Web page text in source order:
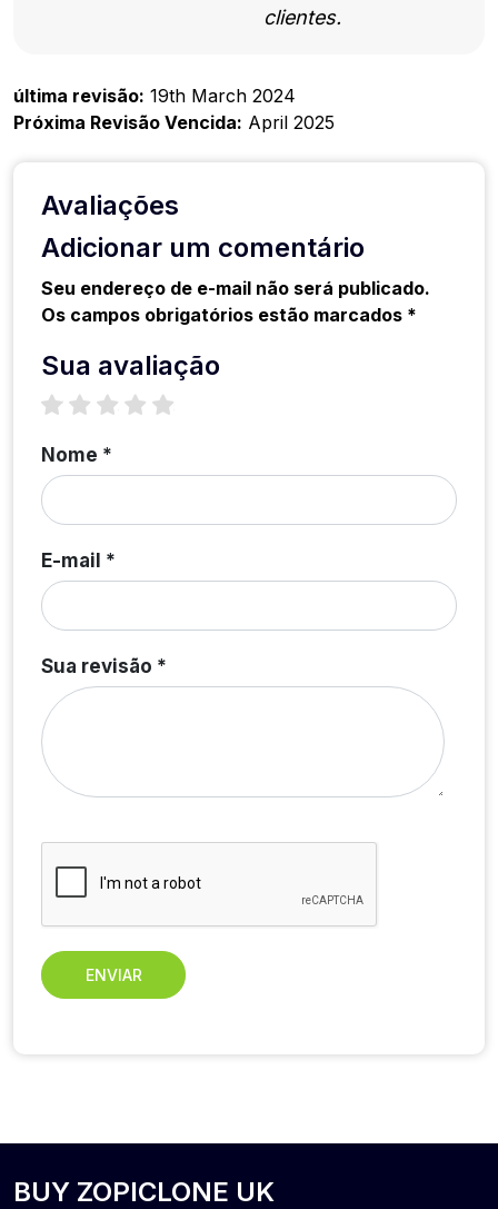
clientes.
última revisão: 19th March 2024
Próxima Revisão Vencida: April 2025
Avaliações
Adicionar um comentário
Seu endereço de e-mail não será publicado.
Os campos obrigatórios estão marcados *
Sua avaliação
4 stars
3 stars
2 stars
1 star
Nome *
E-mail *
Sua revisão *
ENVIAR
BUY ZOPICLONE UK